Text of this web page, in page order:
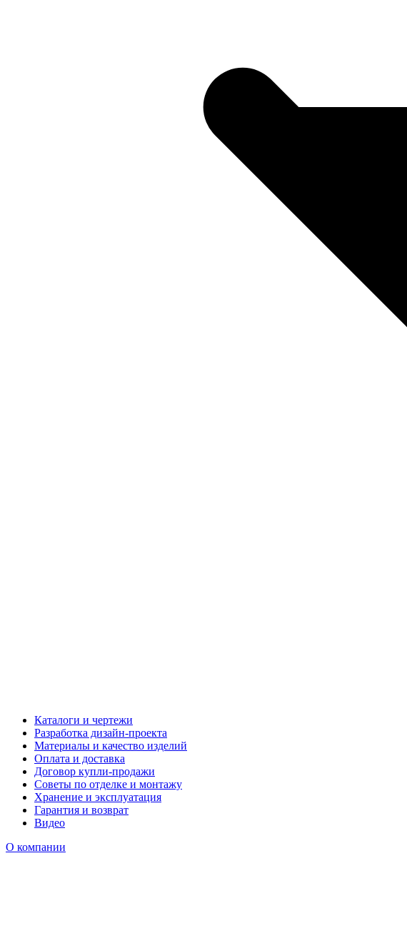
Каталоги и чертежи
Разработка дизайн-проекта
Материалы и качество изделий
Оплата и доставка
Договор купли-продажи
Советы по отделке и монтажу
Хранение и эксплуатация
Гарантия и возврат
Видео
О компании